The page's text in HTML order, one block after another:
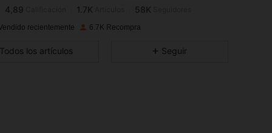
4,89
1.7K 58K
4,89 1.7K
58K
4,89
recientemente 6.7K Recompra
Todos los artículos Seguir